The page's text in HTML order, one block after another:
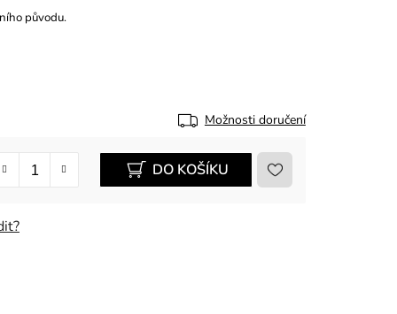
původu.
Možnosti doručení
DO KOŠÍKU